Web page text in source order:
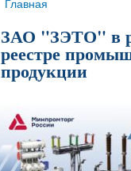
Вы здесь
Главная
ЗАО "ЗЭТО" в
реестре
продукции